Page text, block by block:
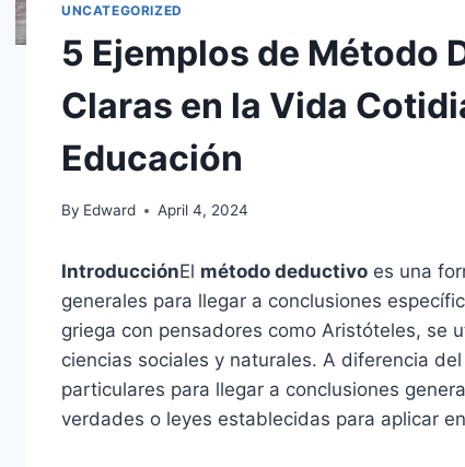
UNCATEGORIZED
5 Ejemplos de Método
Claras en la Vida
Educación
By Edward April 4, 2024
IntroducciónEl método deductivo es una
generales para llegar a conclusiones
griega con pensadores como Aristóteles, se
ciencias sociales y naturales. A diferencia del
particulares para llegar a conclusiones
verdades o leyes establecidas para aplicar